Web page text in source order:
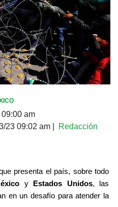
am
23 09:02 am| Redacción
presenta el país, sobre todo
y Estados Unidos, las
en un desafío para atender la